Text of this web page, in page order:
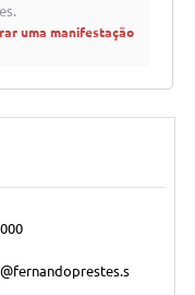
uma manifestação